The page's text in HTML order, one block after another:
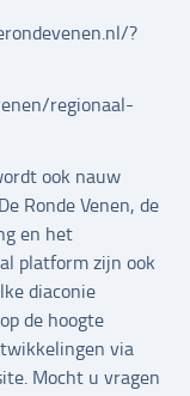
?
regionaal-
ook nauw
Ronde Venen, de
en het
platform zijn ook
diaconie
de hoogte
via
Mocht u vragen